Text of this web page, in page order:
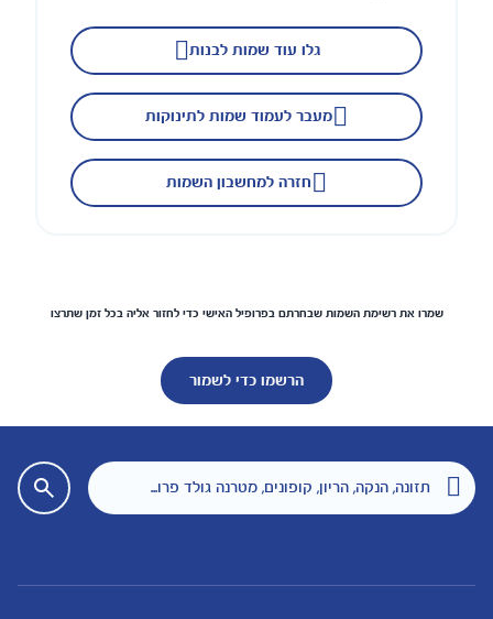
מעבר לעמוד שמות לתינוקות
חזרה למחשבון השמות
גלו עוד שמות לבנות
שמרו את רשימת השמות שבחרתם בפרופיל האישי כדי לחזור אליה בכל זמן שתרצו
הרשמו כדי לשמור